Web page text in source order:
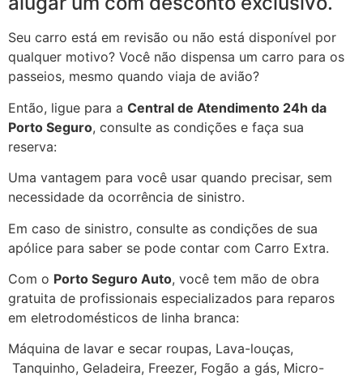
Seu carro está em revisão ou não está disponível por
qualquer motivo? Você não dispensa um carro para os
passeios, mesmo quando viaja de avião?
Então, ligue para a Central de Atendimento 24h da
Porto Seguro, consulte as condições e faça sua
reserva:
Uma vantagem para você usar quando precisar, sem
necessidade da ocorrência de sinistro.
Em caso de sinistro, consulte as condições de sua
apólice para saber se pode contar com Carro Extra.
Com o Porto Seguro Auto, você tem mão de obra
gratuita de profissionais especializados para reparos
em eletrodomésticos de linha branca:
Máquina de lavar e secar roupas, Lava-louças,
Tanquinho, Geladeira, Freezer, Fogão a gás, Micro-